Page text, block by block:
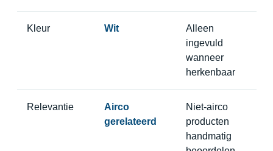
Kleur Wit
Alleen
ingevuld
wanneer
herkenbaar
Relevantie
Airco
gerelateerd
Niet-airco
producten
handmatig